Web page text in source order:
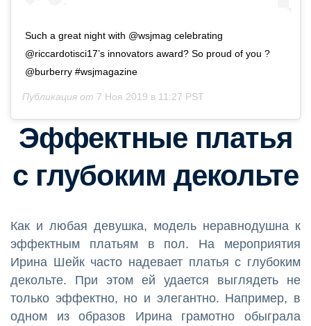
Such a great night with @wsjmag celebrating
@riccardotisci17’s innovators award? So proud of you ?
@burberry #wsjmagazine
Публикация от 7 Ноя 2019 в 11:27 PST
Эффектные платья
с глубоким декольте
Как и любая девушка, модель неравнодушна к
эффектным платьям в пол. На мероприятия
Ирина Шейк часто надевает платья с глубоким
декольте. При этом ей удается выглядеть не
только эффектно, но и элегантно. Например, в
одном из образов Ирина грамотно обыграла